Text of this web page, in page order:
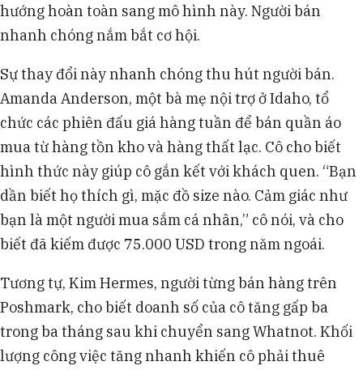
hướng hoàn toàn sang mô hình này. Người bán
nhanh chóng nắm bắt cơ hội.
Sự thay đổi này nhanh chóng thu hút người bán.
Amanda Anderson, một bà mẹ nội trợ ở Idaho, tổ
chức các phiên đấu giá hàng tuần để bán quần áo
mua từ hàng tồn kho và hàng thất lạc. Cô cho biết
hình thức này giúp cô gắn kết với khách quen. “Bạn
dần biết họ thích gì, mặc đồ size nào. Cảm giác như
bạn là một người mua sắm cá nhân,” cô nói, và cho
biết đã kiếm được 75.000 USD trong năm ngoái.
Tương tự, Kim Hermes, người từng bán hàng trên
Poshmark, cho biết doanh số của cô tăng gấp ba
trong ba tháng sau khi chuyển sang Whatnot. Khối
lượng công việc tăng nhanh khiến cô phải thuê